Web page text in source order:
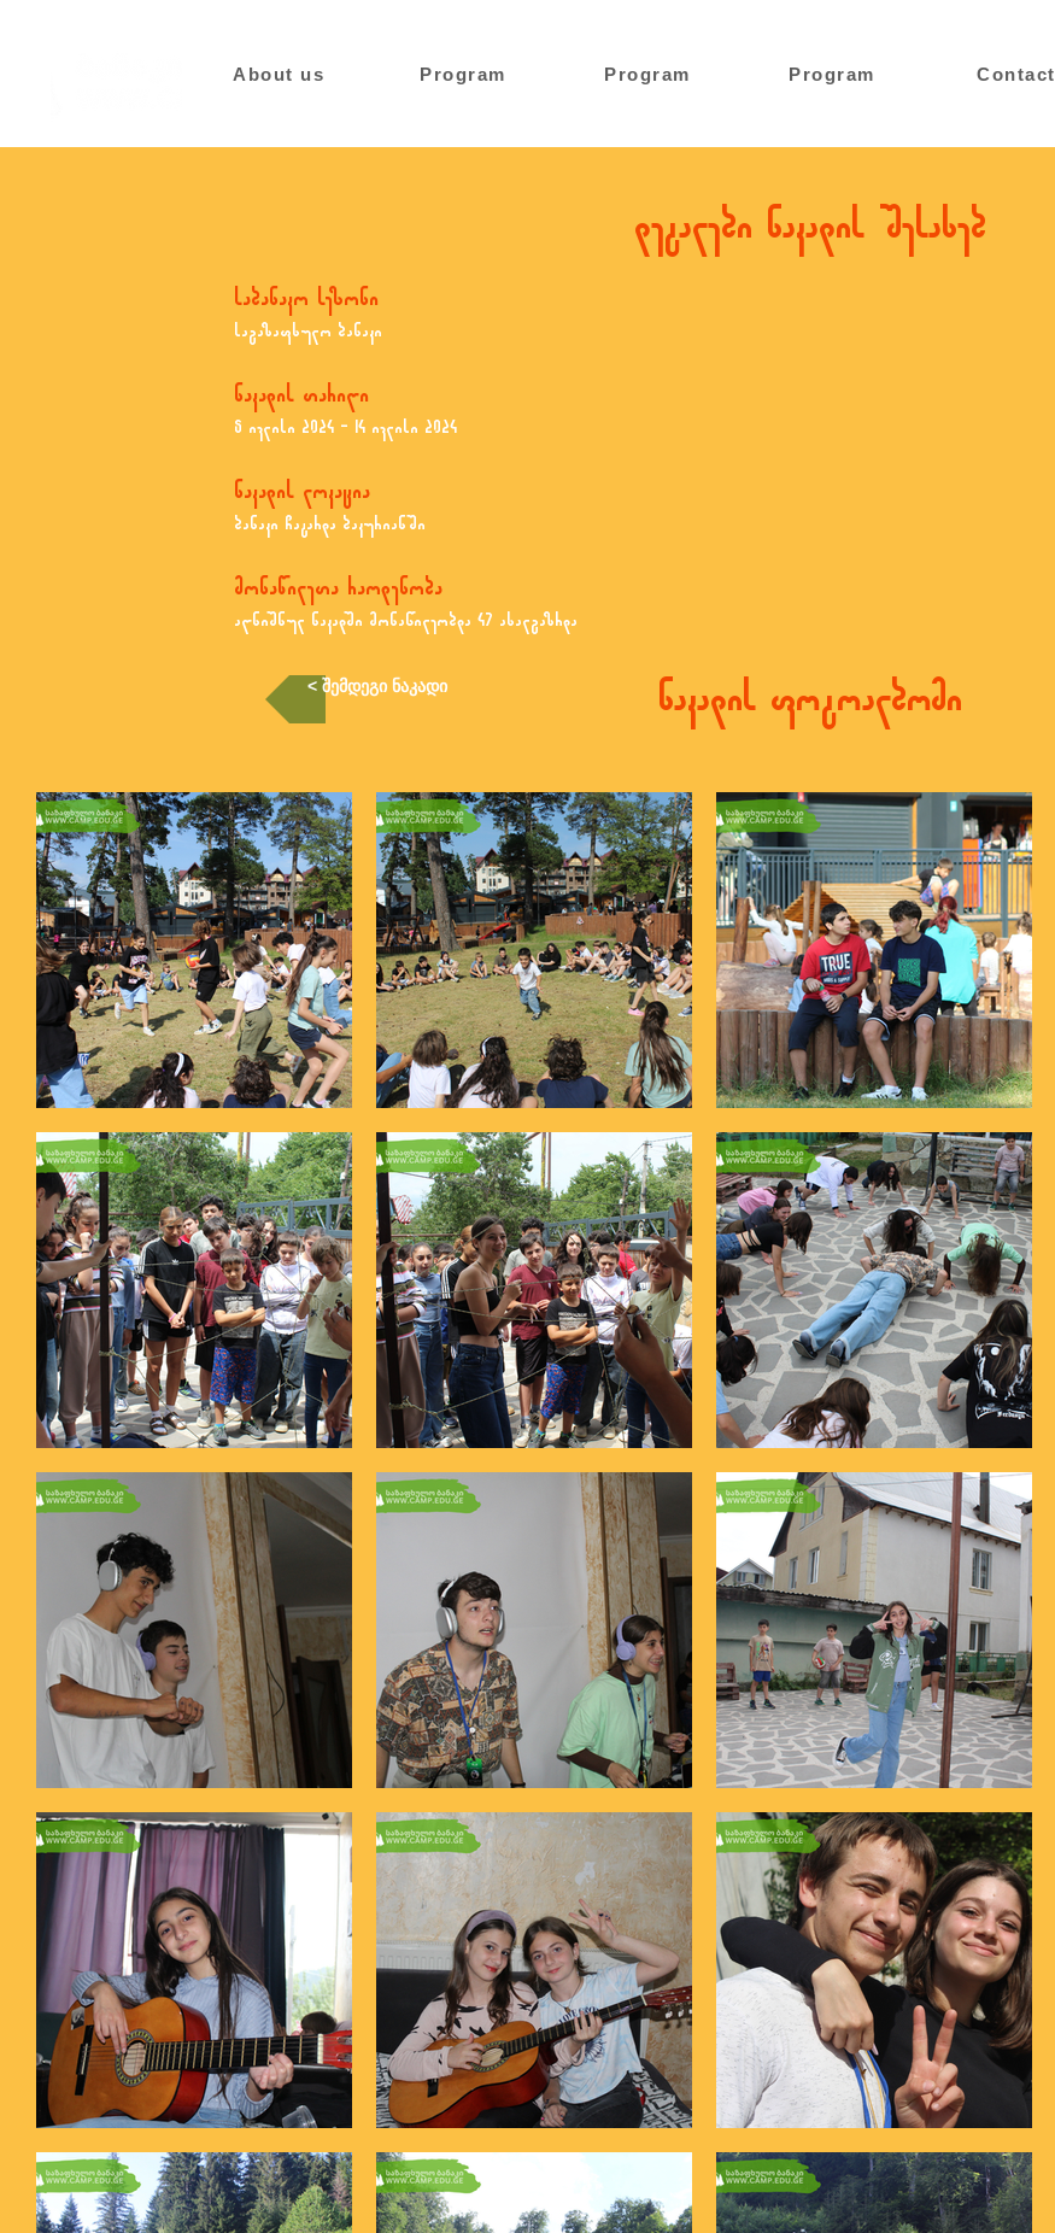
About us Program Program Program Contact
დეტალები ნაკადის შესახებ
საბანაკო სეზონი
საგაზაფხულო ბანაკი
ნაკადის თარიღი
8 ივლისი 2024 - 14 ივლისი 2024
ნაკადის ლოკაცია
ბანაკი ჩატარდა ბაკურიანში
მონაწილეთა რაოდენობა
აღნიშნულ ნაკადში მონაწილეობდა 47 ახალგაზრდა
< შემდეგი ნაკადი ნაკადის ფოტოალბომი